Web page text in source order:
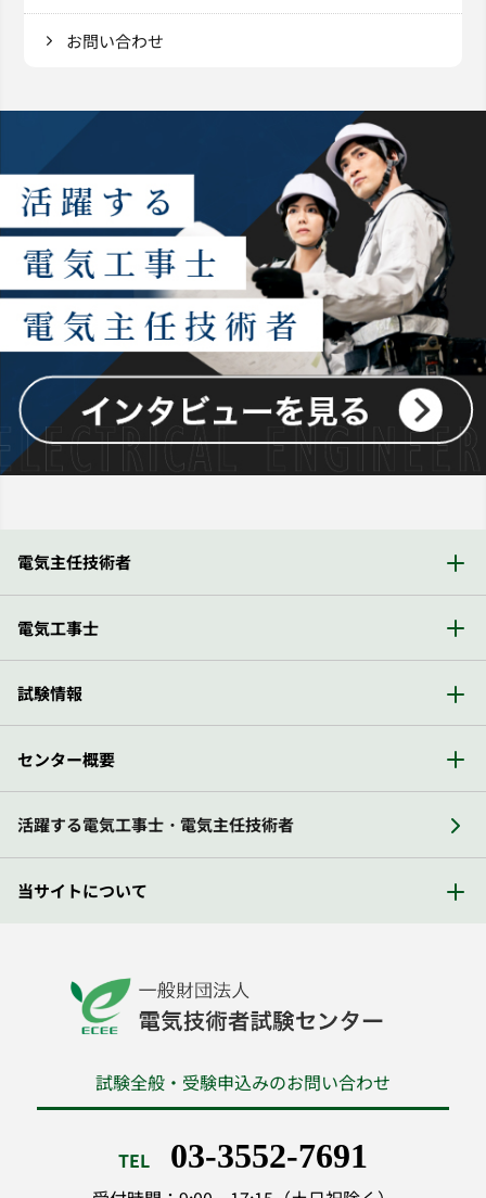
お問い合わせ
電気主任技術者
電気工事士
試験情報
センター概要
活躍する電気工事士・電気主任技術者
当サイトについて
試験全般・受験申込みのお問い合わせ
TEL 03-3552-7691